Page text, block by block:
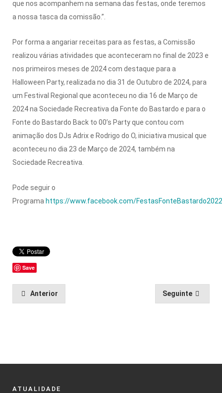
que nos acompanhem na semana das festas, onde teremos
a nossa tasca da comissão.”.
Por forma a angariar receitas para as festas, a Comissão
realizou várias atividades que aconteceram no final de 2023 e
nos primeiros meses de 2024 com destaque para a
Halloween Party, realizada no dia 31 de Outubro de 2024, para
um Festival Regional que aconteceu no dia 16 de Março de
2024 na Sociedade Recreativa da Fonte do Bastardo e para o
Fonte do Bastardo Back to 00’s Party que contou com
animação dos DJs Adrix e Rodrigo do O, iniciativa musical que
aconteceu no dia 23 de Março de 2024, também na
Sociedade Recreativa.
Pode seguir o
Programa https://www.facebook.com/FestasFonteBastardo2022
Save
Anterior Seguinte
ATUALIDADE